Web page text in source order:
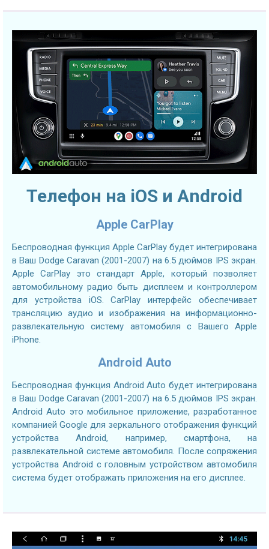
Телефон на iOS и Android
Apple CarPlay
Беспроводная функция Apple CarPlay будет интегрирована
в Ваш Dodge Caravan (2001-2007) на 6.5 дюймов IPS экран.
Apple CarPlay это стандарт Apple, который позволяет
автомобильному радио быть дисплеем и контроллером
для устройства iOS. CarPlay интерфейс обеспечивает
трансляцию аудио и изображения на информационно-
развлекательную систему автомобиля с Вашего Apple
iPhone.
Android Auto
Беспроводная функция Android Auto будет интегрирована
в Ваш Dodge Caravan (2001-2007) на 6.5 дюймов IPS экран.
Android Auto это мобильное приложение, разработанное
компанией Google для зеркального отображения функций
устройства Android, например, смартфона, на
развлекательной системе автомобиля. После сопряжения
устройства Android с головным устройством автомобиля
система будет отображать приложения на его дисплее.